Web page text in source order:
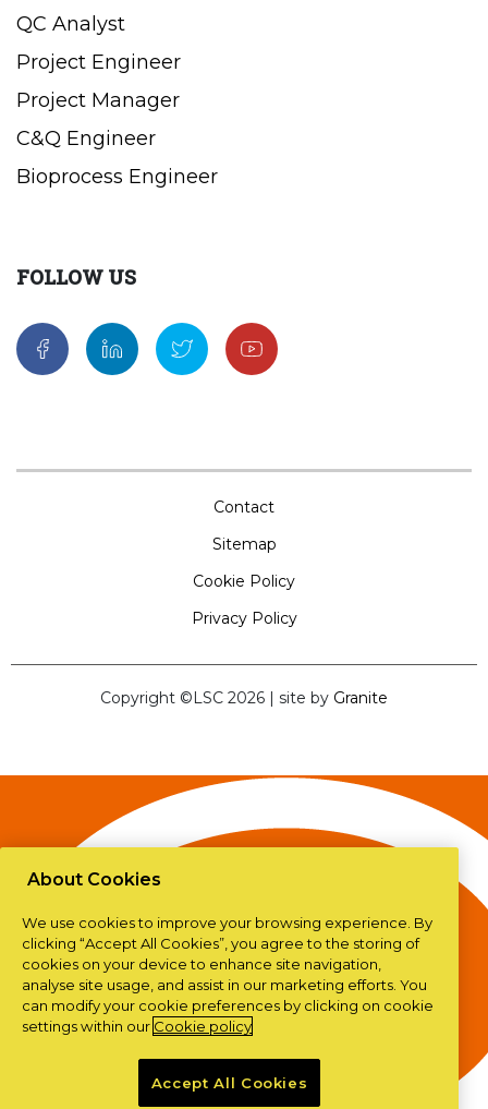
QC Analyst
Project Engineer
Project Manager
C&Q Engineer
Bioprocess Engineer
FOLLOW US
Contact
Sitemap
Cookie Policy
Privacy Policy
Copyright ©LSC 2026 | site by Granite
About Cookies
We use cookies to improve your browsing experience. By
clicking “Accept All Cookies”, you agree to the storing of
cookies on your device to enhance site navigation,
analyse site usage, and assist in our marketing efforts. You
can modify your cookie preferences by clicking on cookie
settings within our Cookie policy
Accept All Cookies